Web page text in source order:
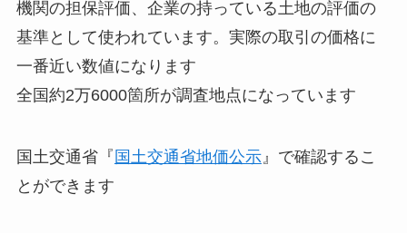
機関の担保評価、企業の持っている土地の評価の
基準として使われています。実際の取引の価格に
一番近い数値になります
全国約2万6000箇所が調査地点になっています
国土交通省『 国土交通省地価公示』で確認するこ
とができます